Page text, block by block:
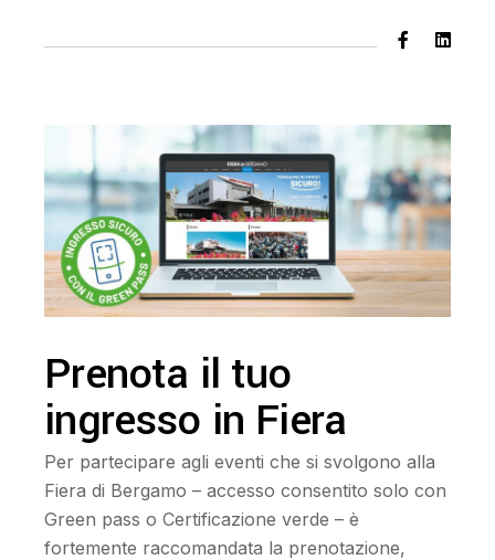
Prenota il tuo
ingresso in Fiera
Per partecipare agli eventi che si svolgono alla
Fiera di Bergamo – accesso consentito solo con
Green pass o Certificazione verde – è
fortemente raccomandata la prenotazione,